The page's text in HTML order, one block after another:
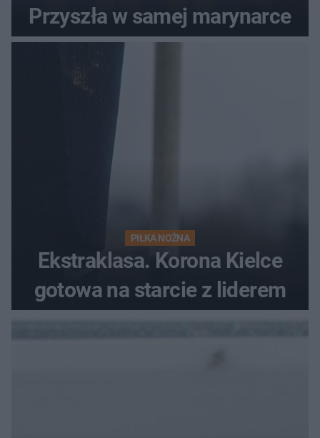
Przyszła w samej marynarce
PIŁKA NOŻNA
Ekstraklasa. Korona Kielce
gotowa na starcie z liderem